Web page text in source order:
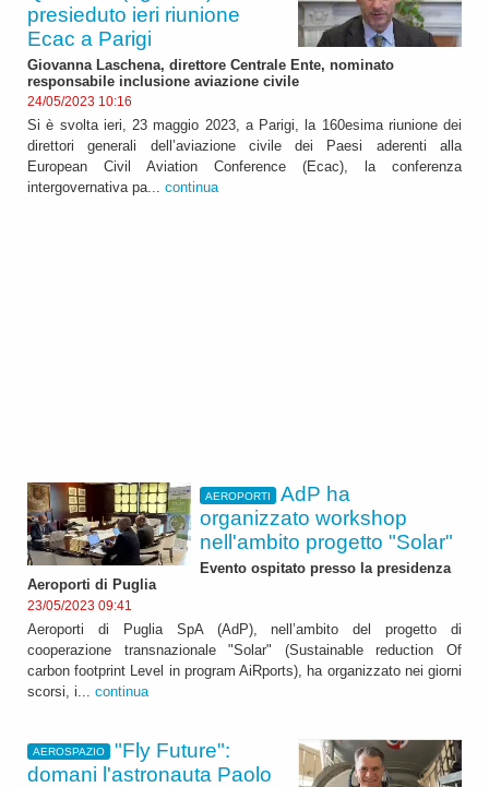
presieduto ieri riunione
Ecac a Parigi
Giovanna Laschena, direttore Centrale Ente, nominato
responsabile inclusione aviazione civile
24/05/2023 10:16
Si è svolta ieri, 23 maggio 2023, a Parigi, la 160esima riunione dei
direttori generali dell’aviazione civile dei Paesi aderenti alla
European Civil Aviation Conference (Ecac), la conferenza
intergovernativa pa... continua
AEROPORTI
AdP ha
organizzato workshop
nell'ambito progetto "Solar"
Evento ospitato presso la presidenza
Aeroporti di Puglia
23/05/2023 09:41
Aeroporti di Puglia SpA (AdP), nell’ambito del progetto di
cooperazione transnazionale "Solar" (Sustainable reduction Of
carbon footprint Level in program AiRports), ha organizzato nei giorni
scorsi, i... continua
AEROSPAZIO
"Fly Future":
domani l'astronauta Paolo